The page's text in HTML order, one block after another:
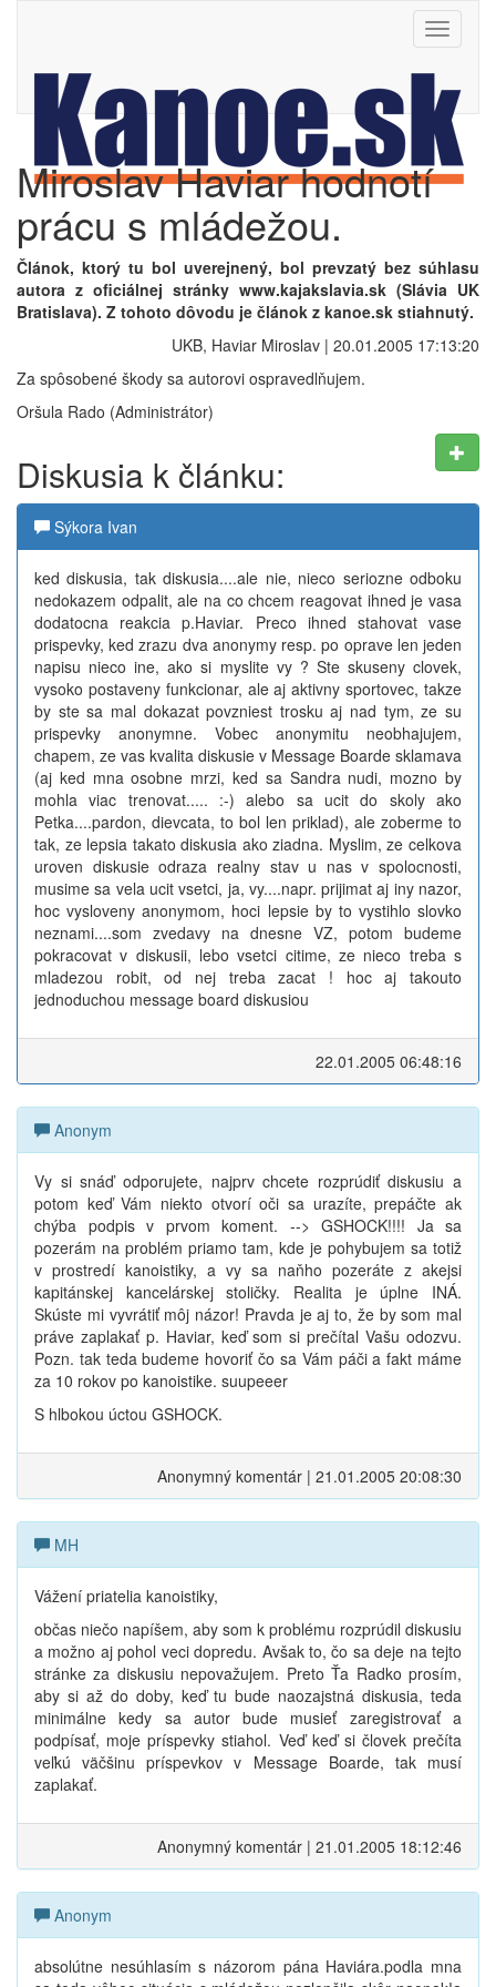
Toggle
Miroslav Haviar hodnotí
prácu s mládežou.
Článok, ktorý tu bol uverejnený, bol prevzatý bez súhlasu
autora z oficiálnej stránky www.kajakslavia.sk (Slávia UK
Bratislava). Z tohoto dôvodu je článok z kanoe.sk stiahnutý.
UKB, Haviar Miroslav | 20.01.2005 17:13:20
Za spôsobené škody sa autorovi ospravedlňujem.
Oršula Rado (Administrátor)
Diskusia k článku:
Sýkora Ivan
ked diskusia, tak diskusia....ale nie, nieco seriozne odboku
nedokazem odpalit, ale na co chcem reagovat ihned je vasa
dodatocna reakcia p.Haviar. Preco ihned stahovat vase
prispevky, ked zrazu dva anonymy resp. po oprave len jeden
napisu nieco ine, ako si myslite vy ? Ste skuseny clovek,
vysoko postaveny funkcionar, ale aj aktivny sportovec, takze
by ste sa mal dokazat povzniest trosku aj nad tym, ze su
prispevky anonymne. Vobec anonymitu neobhajujem,
chapem, ze vas kvalita diskusie v Message Boarde sklamava
(aj ked mna osobne mrzi, ked sa Sandra nudi, mozno by
mohla viac trenovat..... :-) alebo sa ucit do skoly ako
Petka....pardon, dievcata, to bol len priklad), ale zoberme to
tak, ze lepsia takato diskusia ako ziadna. Myslim, ze celkova
uroven diskusie odraza realny stav u nas v spolocnosti,
musime sa vela ucit vsetci, ja, vy....napr. prijimat aj iny nazor,
hoc vysloveny anonymom, hoci lepsie by to vystihlo slovko
neznami....som zvedavy na dnesne VZ, potom budeme
pokracovat v diskusii, lebo vsetci citime, ze nieco treba s
mladezou robit, od nej treba zacat ! hoc aj takouto
jednoduchou message board diskusiou
22.01.2005 06:48:16
Anonym
Vy si snáď odporujete, najprv chcete rozprúdiť diskusiu a
potom keď Vám niekto otvorí oči sa urazíte, prepáčte ak
chýba podpis v prvom koment. --> GSHOCK!!!! Ja sa
pozerám na problém priamo tam, kde je pohybujem sa totiž
v prostredí kanoistiky, a vy sa naňho pozeráte z akejsi
kapitánskej kancelárskej stoličky. Realita je úplne INÁ.
Skúste mi vyvrátiť môj názor! Pravda je aj to, že by som mal
práve zaplakať p. Haviar, keď som si prečítal Vašu odozvu.
Pozn. tak teda budeme hovoriť čo sa Vám páči a fakt máme
za 10 rokov po kanoistike. suupeeer
S hlbokou úctou GSHOCK.
Anonymný komentár | 21.01.2005 20:08:30
MH
Vážení priatelia kanoistiky,
občas niečo napíšem, aby som k problému rozprúdil diskusiu
a možno aj pohol veci dopredu. Avšak to, čo sa deje na tejto
stránke za diskusiu nepovažujem. Preto Ťa Radko prosím,
aby si až do doby, keď tu bude naozajstná diskusia, teda
minimálne kedy sa autor bude musieť zaregistrovať a
podpísať, moje príspevky stiahol. Veď keď si človek prečíta
veľkú väčšinu príspevkov v Message Boarde, tak musí
zaplakať.
Anonymný komentár | 21.01.2005 18:12:46
Anonym
absolútne nesúhlasím s názorom pána Haviára.podla mna